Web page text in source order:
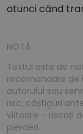
atunci când
NOTĂ
Textul este de
recomandare de
autorului sau
risc, câștiguri
viitoare – riscați
pierdeți.